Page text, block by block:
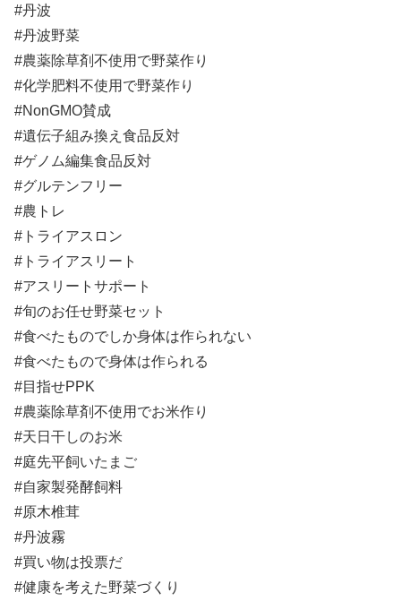
#丹波
#丹波野菜
#農薬除草剤不使用で野菜作り
#化学肥料不使用で野菜作り
#NonGMO賛成
#遺伝子組み換え食品反対
#ゲノム編集食品反対
#グルテンフリー
#農トレ
#トライアスロン
#トライアスリート
#アスリートサポート
#旬のお任せ野菜セット
#食べたものでしか身体は作られない
#食べたもので身体は作られる
#目指せPPK
#農薬除草剤不使用でお米作り
#天日干しのお米
#庭先平飼いたまご
#自家製発酵飼料
#原木椎茸
#丹波霧
#買い物は投票だ
#健康を考えた野菜づくり